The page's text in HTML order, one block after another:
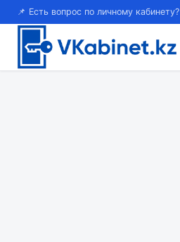
📌 Есть вопрос по личному кабинету?